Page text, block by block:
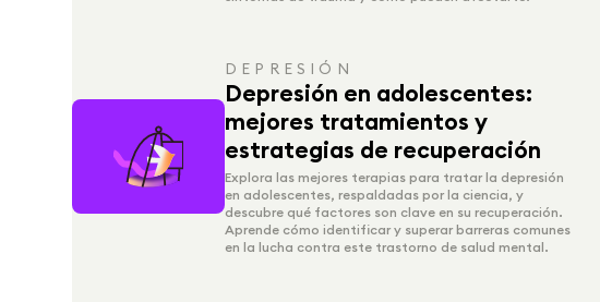
DEPRESIÓN
Depresión en adolescentes:
mejores tratamientos y
estrategias de recuperación
Explora las mejores terapias para tratar la depresión
en adolescentes, respaldadas por la ciencia, y
descubre qué factores son clave en su recuperación.
Aprende cómo identificar y superar barreras comunes
en la lucha contra este trastorno de salud mental.